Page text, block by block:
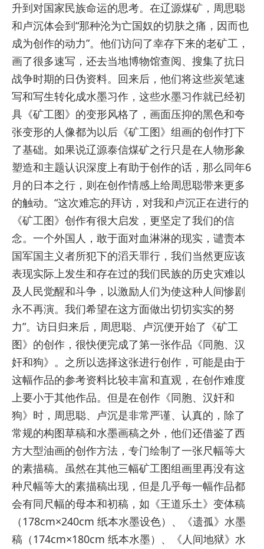
升到对国家民族命运的思考。在辽源煤矿，周思聪
和卢沉体会到“那种沦为亡国奴的切肤之痛，因而也
成为创作的动力”。他们访问了幸存下来的老矿工，
画了很多速写，还去当地博物馆查阅、搜集了抗日
战争时期的日伪资料。回来后，他们将这些炭笔速
写和写生转化成水墨习作，这些水墨习作就已经初
具《矿工图》的变形风格了，画面压抑的黑色和夸
张变形的人像都为以后《矿工图》组画的创作打下
了基础。如果说辽源泰信煤矿之行只是在人物形象
塑造和主题认识深度上有助于创作的话，那么同年6
月的日本之行，则在创作情感上给周思聪带来更多
的触动。“这次难忘的拜访，对我和卢沉正在进行的
《矿工图》创作有很大启发，更坚定了我们的信
念。一个外国人，敢于面对血淋淋的现实，谴责本
国军国主义者所犯下的滔天罪行，我们当然更应该
表现实际上发生和存在过的我们民族的历史灾难以
及人民觉醒和斗争，以激励人们为使这种人间惨剧
永不再演。我们希望在这方面做出切切实实的努
力”。访日归来后，周思聪、卢沉便开始了《矿工
图》的创作，很快便完成了第一张作品《同胞、汉
奸和狗》。之所以选择这张进行创作，可能是由于
这幅作品的参考资料比较丰富和直观，在创作难度
上要小于其他作品。但是在创作《同胞、汉奸和
狗》时，周思聪、卢沉是非常严谨、认真的，除了
常规的构图草稿和水墨画稿之外，他们还借鉴了西
方大型油画的创作方法，专门绘制了一张尺幅等大
的素描稿。虽然在其他三幅矿工图组画里再没有这
种尺幅等大的素描稿出现，但是几乎每一幅作品都
会有同尺幅的母本和初稿，如《王道乐土》变体稿
（178cm×240cm 纸本水墨设色）、《遗孤》水墨
稿（174cm×180cm 纸本水墨）、《人间地狱》水